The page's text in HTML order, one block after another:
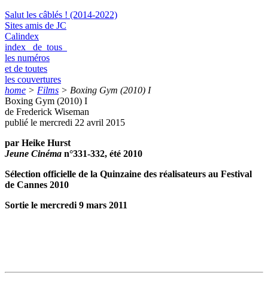
Salut les câblés ! (2014-2022)
Sites amis de JC
Calindex
index de tous
les numéros
et de toutes
les couvertures
home > Films > Boxing Gym (2010) I
Boxing Gym (2010) I
de Frederick Wiseman
publié le mercredi 22 avril 2015
par Heike Hurst
Jeune Cinéma n°331-332, été 2010
Sélection officielle de la Quinzaine des réalisateurs au Festival
de Cannes 2010
Sortie le mercredi 9 mars 2011